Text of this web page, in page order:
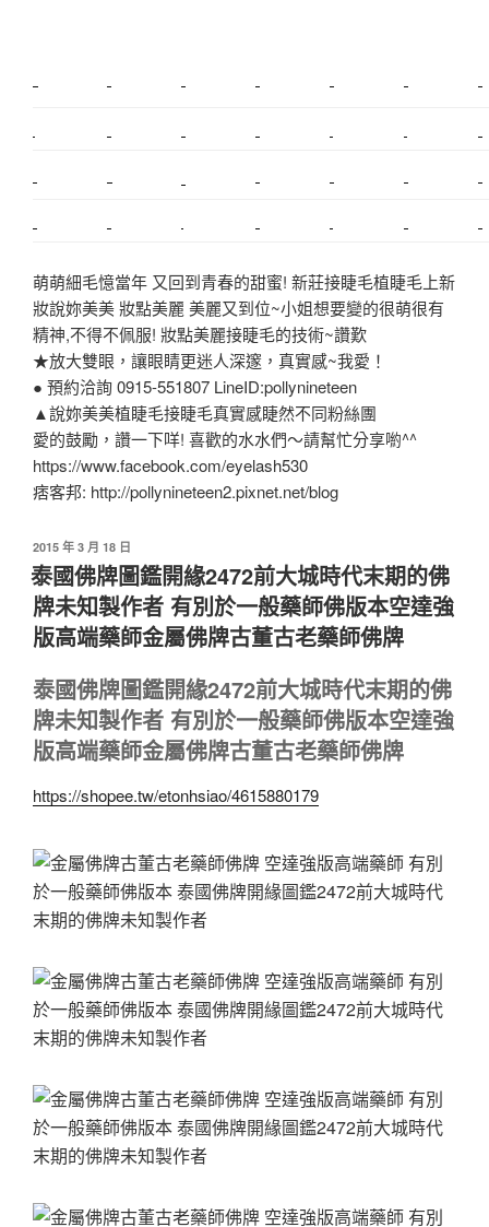
萌萌細毛憶當年 又回到青春的甜蜜! 新莊接睫毛植睫毛上新
妝說妳美美 妝點美麗 美麗又到位~小姐想要變的很萌很有
精神,不得不佩服! 妝點美麗接睫毛的技術~讚歎
★放大雙眼，讓眼睛更迷人深邃，真實感~我愛！
● 預約洽詢 0915-551807 LineID:pollynineteen
▲說妳美美植睫毛接睫毛真實感睫然不同粉絲團
愛的鼓勵，讚一下咩! 喜歡的水水們～請幫忙分享喲^^
https://www.facebook.com/eyelash530
痞客邦: http://pollynineteen2.pixnet.net/blog
2015 年 3 月 18 日
泰國佛牌圖鑑開緣2472前大城時代末期的佛
牌未知製作者 有別於一般藥師佛版本空達強
版高端藥師金屬佛牌古董古老藥師佛牌
泰國佛牌圖鑑開緣2472前大城時代末期的佛
牌未知製作者 有別於一般藥師佛版本空達強
版高端藥師金屬佛牌古董古老藥師佛牌
https://shopee.tw/etonhsiao/4615880179